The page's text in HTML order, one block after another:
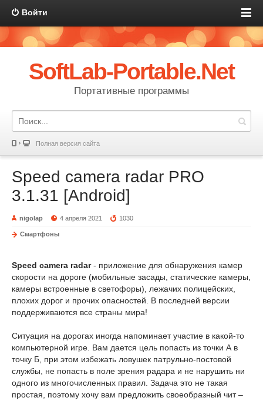
Войти
SoftLab-Portable.Net
Портативные программы
Полная версия сайта
Speed camera radar PRO
3.1.31 [Android]
nigolap 4 апреля 2021 1030
Смартфоны
Speed camera radar- приложение для обнаружения камер
скорости на дороге (мобильные засады, статические камеры,
камеры встроенные в светофоры), лежачих полицейских,
плохих дорог и прочих опасностей. В последней версии
поддерживаются все страны мира!
Ситуация на дорогах иногда напоминает участие в какой-то
компьютерной игре. Вам дается цель попасть из точки А в
точку Б, при этом избежать ловушек патрульно-постовой
службы, не попасть в поле зрения радара и не нарушить ни
одного из многочисленных правил. Задача это не такая
простая, поэтому хочу вам предложить своеобразный чит –